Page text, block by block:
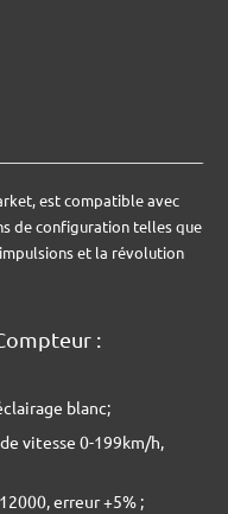
est compatible avec
de configuration telles que
et la révolution
:
blanc;
vitesse 0-199km/h,
erreur +5% ;